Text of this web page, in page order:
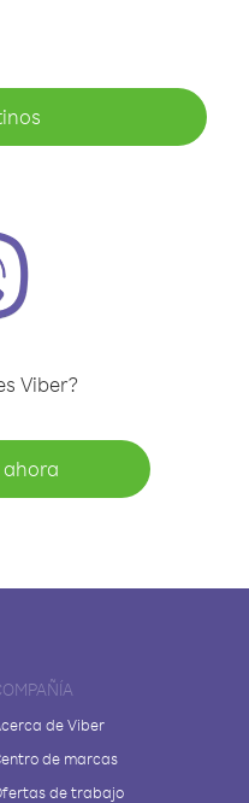
Viber?
de Viber
de marcas
de trabajo